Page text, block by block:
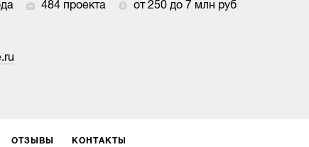
484 проекта
от 250 до 7 млн руб
ОТЗЫВЫ КОНТАКТЫ